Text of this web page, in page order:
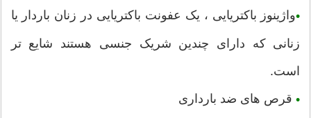
•واژینوز باکتریایی ، یک عفونت باکتریایی در زنان باردار یا
زنانی که دارای چندین شریک جنسی هستند شایع تر
است.
• قرص های ضد بارداری